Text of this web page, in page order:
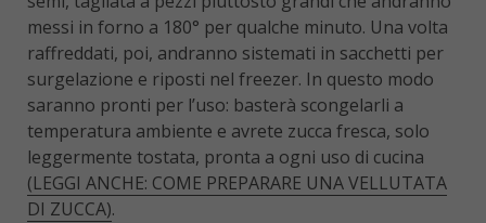
messi in forno a 180° per qualche minuto. Una volta
raffreddati, poi, andranno sistemati in sacchetti per
surgelazione e riposti nel freezer. In questo modo
saranno pronti per l’uso: basterà scongelarli a
temperatura ambiente e avrete zucca fresca, solo
leggermente tostata, pronta a ogni uso di cucina
(LEGGI ANCHE: COME PREPARARE UNA VELLUTATA
DI ZUCCA).